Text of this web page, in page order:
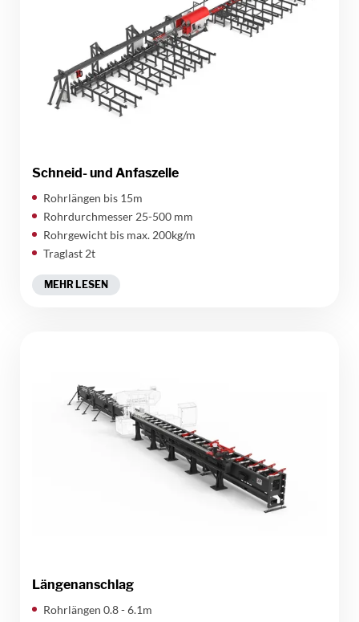
Schneid- und Anfaszelle
Rohrlängen bis 15m
Rohrdurchmesser 25-500 mm
Rohrgewicht bis max. 200kg/m
Traglast 2t
MEHR LESEN
Längenanschlag
Rohrlängen 0.8 - 6.1m